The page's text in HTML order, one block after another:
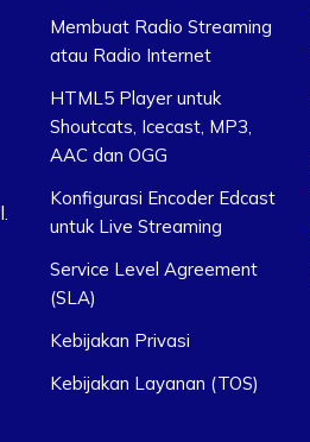
Membuat Radio Streaming
atau Radio Internet
HTML5 Player untuk
Shoutcats, Icecast, MP3,
AAC dan OGG
Konfigurasi Encoder Edcast
untuk Live Streaming
Service Level Agreement
(SLA)
Kebijakan Privasi
Kebijakan Layanan (TOS)